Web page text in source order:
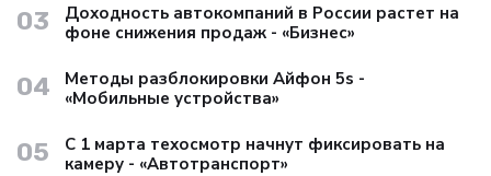
03
Доходность автокомпаний в России растет на
фоне снижения продаж - «Бизнес»
04
Методы разблокировки Айфон 5s -
«Мобильные устройства»
05
С 1 марта техосмотр начнут фиксировать на
камеру - «Автотранспорт»